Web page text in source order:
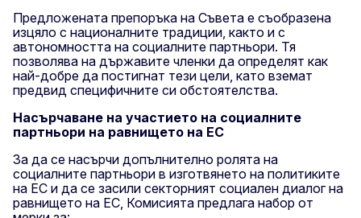
Предложената препоръка на Съвета е съобразена
изцяло с националните традиции, както и с
автономността на социалните партньори. Тя
позволява на държавите членки да определят как
най-добре да постигнат тези цели, като вземат
предвид специфичните си обстоятелства.
Насърчаване на участието на социалните
партньори на равнището на ЕС
За да се насърчи допълнително ролята на
социалните партньори в изготвянето на политиките
на ЕС и да се засили секторният социален диалог на
равнището на ЕС, Комисията предлага набор от